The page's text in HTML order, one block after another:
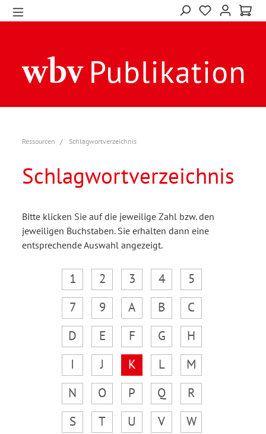
Ressourcen Schlagwortverzeichnis
Schlagwortverzeichnis
Bitte klicken Sie auf die jeweilige Zahl bzw. den
jeweiligen Buchstaben. Sie erhalten dann eine
entsprechende Auswahl angezeigt.
1 2 3 4
5
7
9 A B
C
D
E F G
H
I
J K L
M
N
O P Q
R
S
T U V
W